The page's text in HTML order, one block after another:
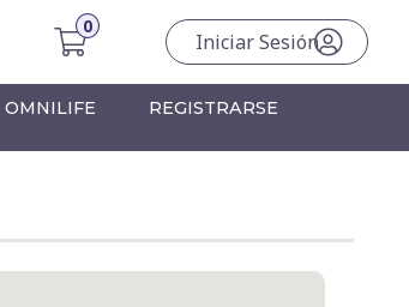
Iniciar Sesión
OMNILIFE REGISTRARSE